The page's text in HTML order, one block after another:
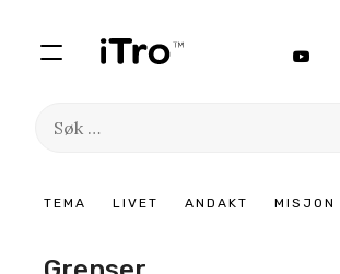
TEMA LIVET ANDAKT MISJON
Søk